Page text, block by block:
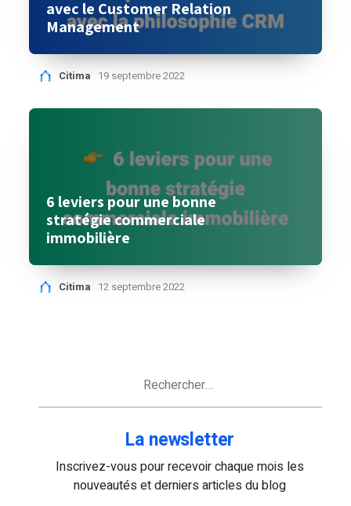
avec le Customer Relation
Management
Citima 19 septembre 2022
6 leviers pour une bonne
stratégie commerciale
immobilière
Citima 12 septembre 2022
La newsletter
Inscrivez-vous pour recevoir chaque mois les
nouveautés et derniers articles du blog